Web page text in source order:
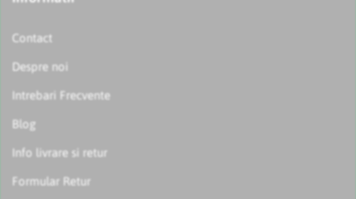
Contact
Despre noi
Intrebari Frecvente
Blog
Info livrare si retur
Formular Retur